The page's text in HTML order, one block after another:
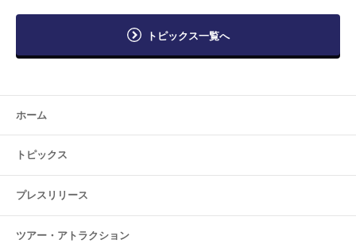
トピックス一覧へ
ホーム
トピックス
プレスリリース
ツアー・ アトラクション